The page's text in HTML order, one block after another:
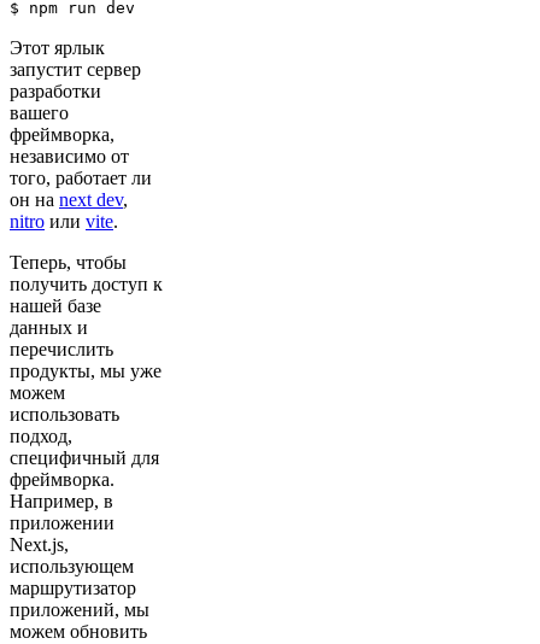
$ npm run dev
Этот ярлык
запустит сервер
разработки
вашего
фреймворка,
независимо от
того, работает ли
он на next dev,
nitro или vite.
Теперь, чтобы
получить доступ к
нашей базе
данных и
перечислить
продукты, мы уже
можем
использовать
подход,
специфичный для
фреймворка.
Например, в
приложении
Next.js,
использующем
маршрутизатор
приложений, мы
можем обновить